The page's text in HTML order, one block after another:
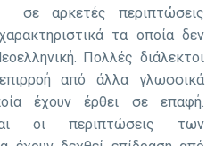
σε αρκετές περιπτώσεις
τα οποία δεν
Πολλές διάλεκτοι
από άλλα γλωσσικά
έχουν έρθει σε επαφή.
οι περιπτώσεις των